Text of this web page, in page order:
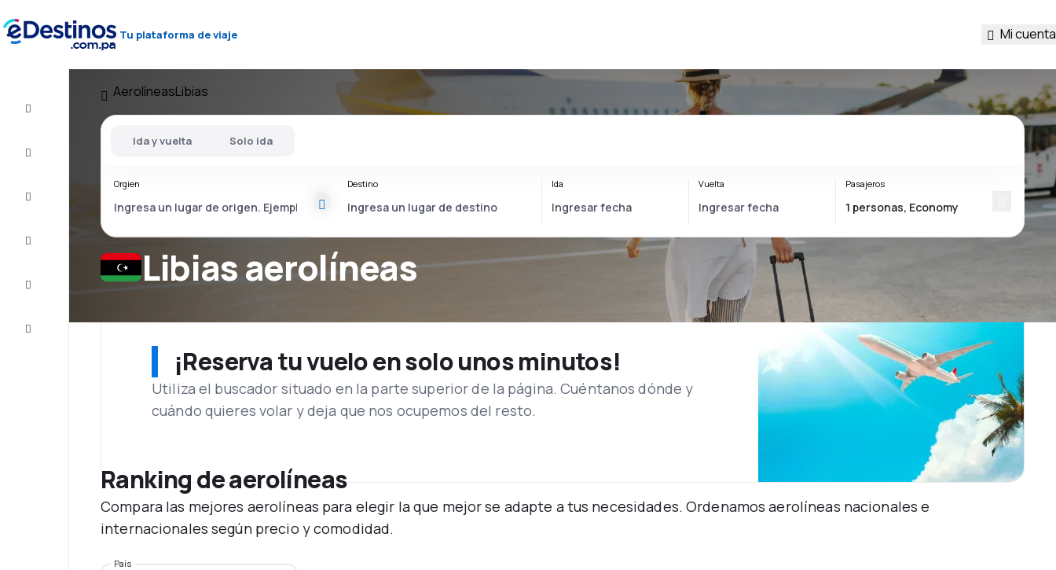
Tu plataforma de viaje Mi cuenta
Atención
AerolíneasLibias
Libias aerolíneas
Ida y vuelta Solo ida
Orgien Destino Ida Vuelta Pasajeros
¡Reserva tu vuelo en solo unos minutos!
Utiliza el buscador situado en la parte superior de la página. Cuéntanos dónde y
cuándo quieres volar y deja que nos ocupemos del resto.
Ranking de aerolíneas
Compara las mejores aerolíneas para elegir la que mejor se adapte a tus necesidades. Ordenamos aerolíneas nacionales e
internacionales según precio y comodidad.
País